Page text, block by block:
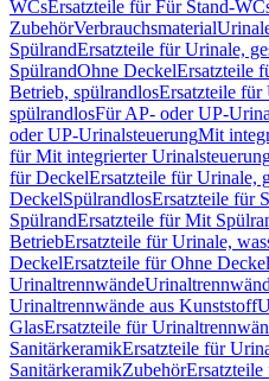
WCsErsatzteile für Für Stand-
ZubehörVerbrauchsmaterial
SpülrandErsatzteile für Urinale,
SpülrandOhne DeckelErsatzteile
Betrieb, spülrandlosErsatzteile für
spülrandlosFür AP- oder UP-
oder UP-UrinalsteuerungMit
für Mit integrierter
für DeckelErsatzteile für Urinale,
DeckelSpülrandlosErsatzteile für
SpülrandErsatzteile für Mit
BetriebErsatzteile für Urinale,
DeckelErsatzteile für Ohne Deckel
Urinaltrennwände
Urinaltrennwände aus Kunststoff
GlasErsatzteile für
SanitärkeramikErsatzteile für
SanitärkeramikZubehör